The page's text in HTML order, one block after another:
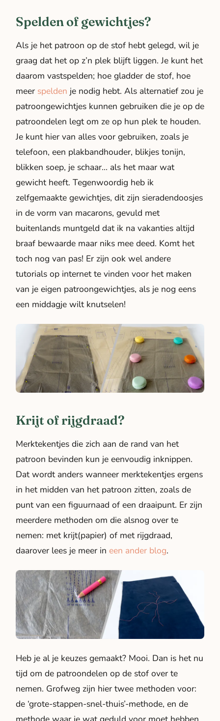
Spelden of gewichtjes?
Als je het patroon op de stof hebt gelegd, wil je
graag dat het op z’n plek blijft liggen. Je kunt het
daarom vastspelden; hoe gladder de stof, hoe
meer spelden je nodig hebt. Als alternatief zou je
patroongewichtjes kunnen gebruiken die je op de
patroondelen legt om ze op hun plek te houden.
Je kunt hier van alles voor gebruiken, zoals je
telefoon, een plakbandhouder, blikjes tonijn,
blikken soep, je schaar… als het maar wat
gewicht heeft. Tegenwoordig heb ik
zelfgemaakte gewichtjes, dit zijn sieradendoosjes
in de vorm van macarons, gevuld met
buitenlands muntgeld dat ik na vakanties altijd
braaf bewaarde maar niks mee deed. Komt het
toch nog van pas! Er zijn ook wel andere
tutorials op internet te vinden voor het maken
van je eigen patroongewichtjes, als je nog eens
een middagje wilt knutselen!
Krijt of rijgdraad?
Merktekentjes die zich aan de rand van het
patroon bevinden kun je eenvoudig inknippen.
Dat wordt anders wanneer merktekentjes ergens
in het midden van het patroon zitten, zoals de
punt van een figuurnaad of een draaipunt. Er zijn
meerdere methoden om die alsnog over te
nemen: met krijt(papier) of met rijgdraad,
daarover lees je meer in een ander blog.
Heb je al je keuzes gemaakt? Mooi. Dan is het nu
tijd om de patroondelen op de stof over te
nemen. Grofweg zijn hier twee methoden voor:
de ‘grote-stappen-snel-thuis’-methode, en de